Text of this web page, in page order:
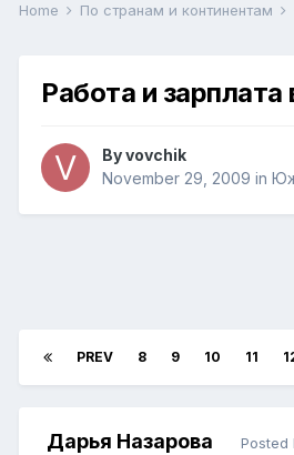
Home По странам и континентам
Работа и зарплата
Byvovchik
November 29, 2009 in
PREV 8 9 10 11
Дарья Назарова Posted